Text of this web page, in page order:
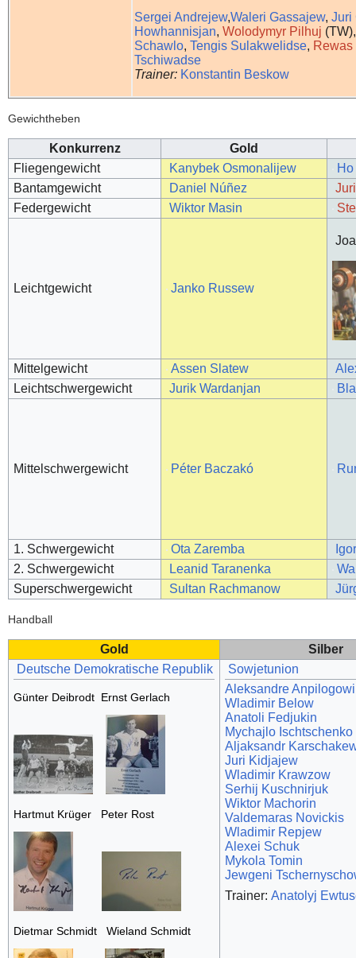
Sergei Andrejew,Waleri Gassajew, Juri
Howhannisjan, Wolodymyr Pilhuj
Schawlo, Tengis Sulakwelidse, Rewas
Tschiwadse
Trainer: Konstantin Beskow
Gewichtheben
Konkurrenz
Gold
Fliegengewicht
Kanybek Osmonalijew
Bantamgewicht
Daniel Núñez
Federgewicht
Wiktor Masin
Leichtgewicht Janko Russew
Mittelgewicht Assen Slatew
Leichtschwergewicht
Jurik Wardanjan
Mittelschwergewicht Péter Baczakó
1. Schwergewicht Ota Zaremba
2. Schwergewicht
Leanid Taranenka
Superschwergewicht
Sultan Rachmanow
Handball
Gold
Silber
Deutsche Demokratische Republik
Günter Deibrodt Ernst Gerlach
Hartmut Krüger Peter Rost
Dietmar Schmidt Wieland Schmidt
Sowjetunion
Aleksandre Anpilogowi
Wladimir Below
Anatoli Fedjukin
Mychajlo Ischtschenko
Aljaksandr
Juri Kidjajew
Wladimir Krawzow
Serhij Kuschnirjuk
Wiktor Machorin
Valdemaras Novickis
Wladimir Repjew
Alexei Schuk
Mykola Tomin
Jewgeni
Trainer:Anatolyj